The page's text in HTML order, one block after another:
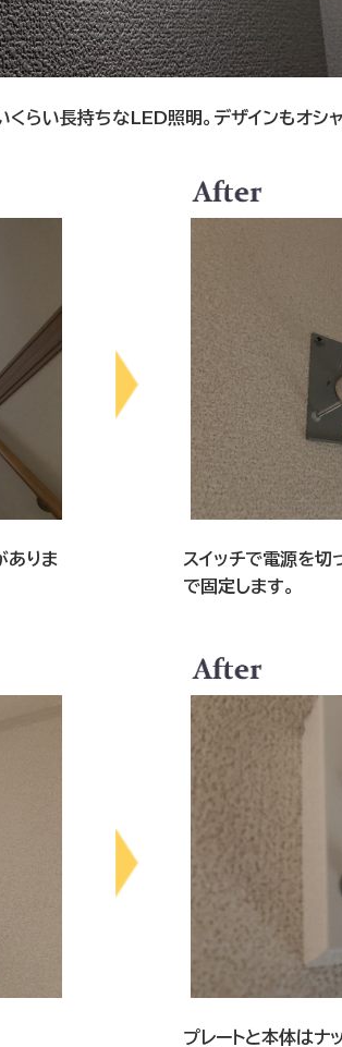
らい長持ちなLED照明。デザインもオシャ
ありま
スイッチで電源を切
で固定します。
プレートと本体はナ